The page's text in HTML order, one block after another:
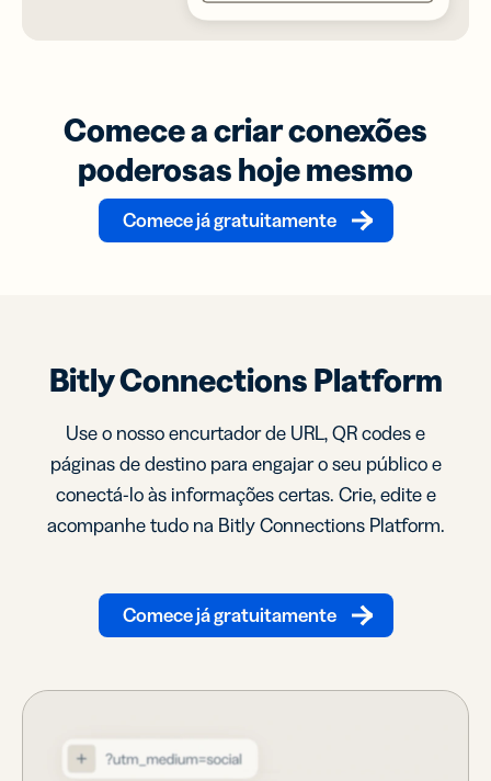
Comece a criar conexões
poderosas hoje mesmo
Comece já gratuitamente
Bitly Connections Platform
Use o nosso encurtador de URL, QR codes e
páginas de destino para engajar o seu público e
conectá-lo às informações certas. Crie, edite e
acompanhe tudo na Bitly Connections Platform.
Comece já gratuitamente